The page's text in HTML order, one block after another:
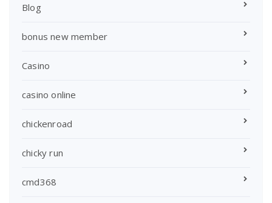
Blog
bonus new member
Casino
casino online
chickenroad
chicky run
cmd368